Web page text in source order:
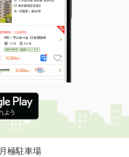
月極駐車場